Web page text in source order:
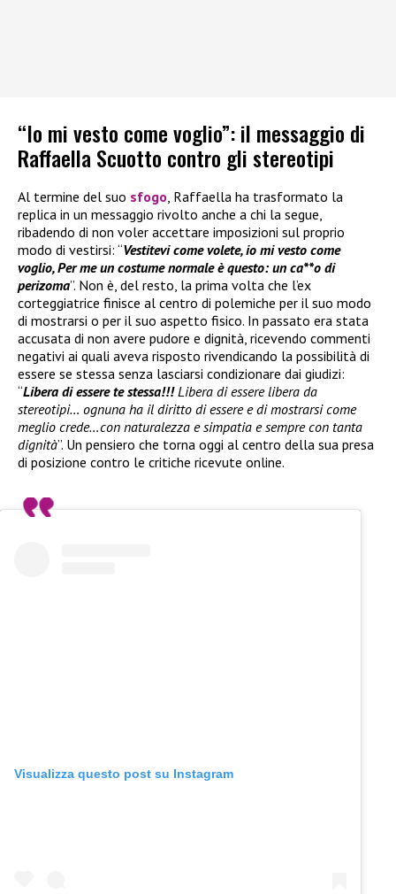
“Io mi vesto come voglio”: il messaggio di
Raffaella Scuotto contro gli stereotipi
Al termine del suo sfogo, Raffaella ha trasformato la
replica in un messaggio rivolto anche a chi la segue,
ribadendo di non voler accettare imposizioni sul proprio
modo di vestirsi: “Vestitevi come volete, io mi vesto come
voglio, Per me un costume normale è questo: un ca**o di
perizoma”. Non è, del resto, la prima volta che l’ex
corteggiatrice finisce al centro di polemiche per il suo modo
di mostrarsi o per il suo aspetto fisico. In passato era stata
accusata di non avere pudore e dignità, ricevendo commenti
negativi ai quali aveva risposto rivendicando la possibilità di
essere se stessa senza lasciarsi condizionare dai giudizi:
“Libera di essere te stessa!!!Libera di essere libera da
stereotipi… ognuna ha il diritto di essere e di mostrarsi come
meglio crede…con naturalezza e simpatia e sempre con tanta
dignità”. Un pensiero che torna oggi al centro della sua presa
di posizione contro le critiche ricevute online.
Visualizza questo post su Instagram